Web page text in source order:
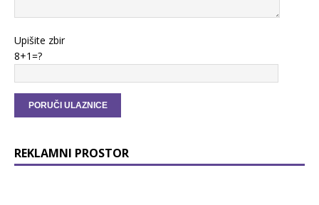
Upišite zbir
8+1=?
REKLAMNI PROSTOR